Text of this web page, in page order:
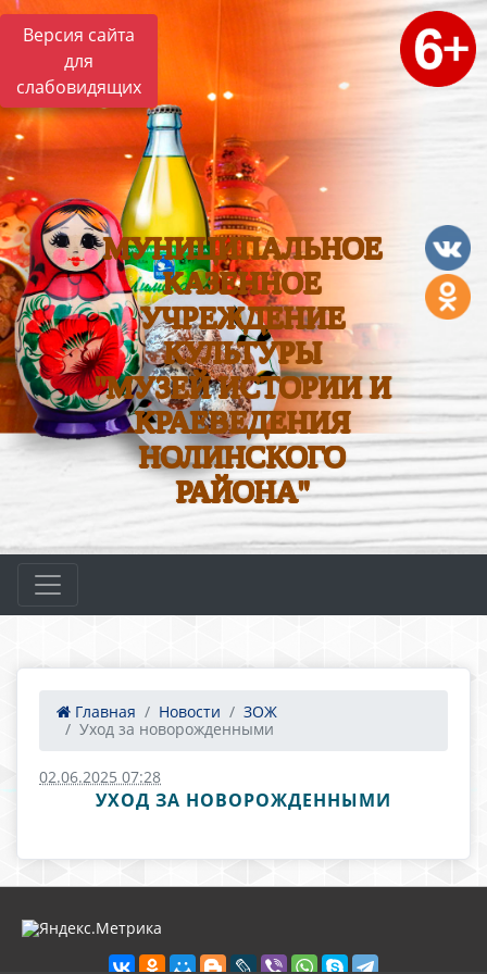
Версия сайта
для
слабовидящих
МУНИЦИПАЛЬНОЕ
КАЗЕННОЕ
УЧРЕЖДЕНИЕ
КУЛЬТУРЫ
"МУЗЕЙ ИСТОРИИ И
КРАЕВЕДЕНИЯ
НОЛИНСКОГО
РАЙОНА"
Главная Новости
ЗОЖ
Уход за новорожденными
02.06.2025 07:28
УХОД ЗА НОВОРОЖДЕННЫМИ